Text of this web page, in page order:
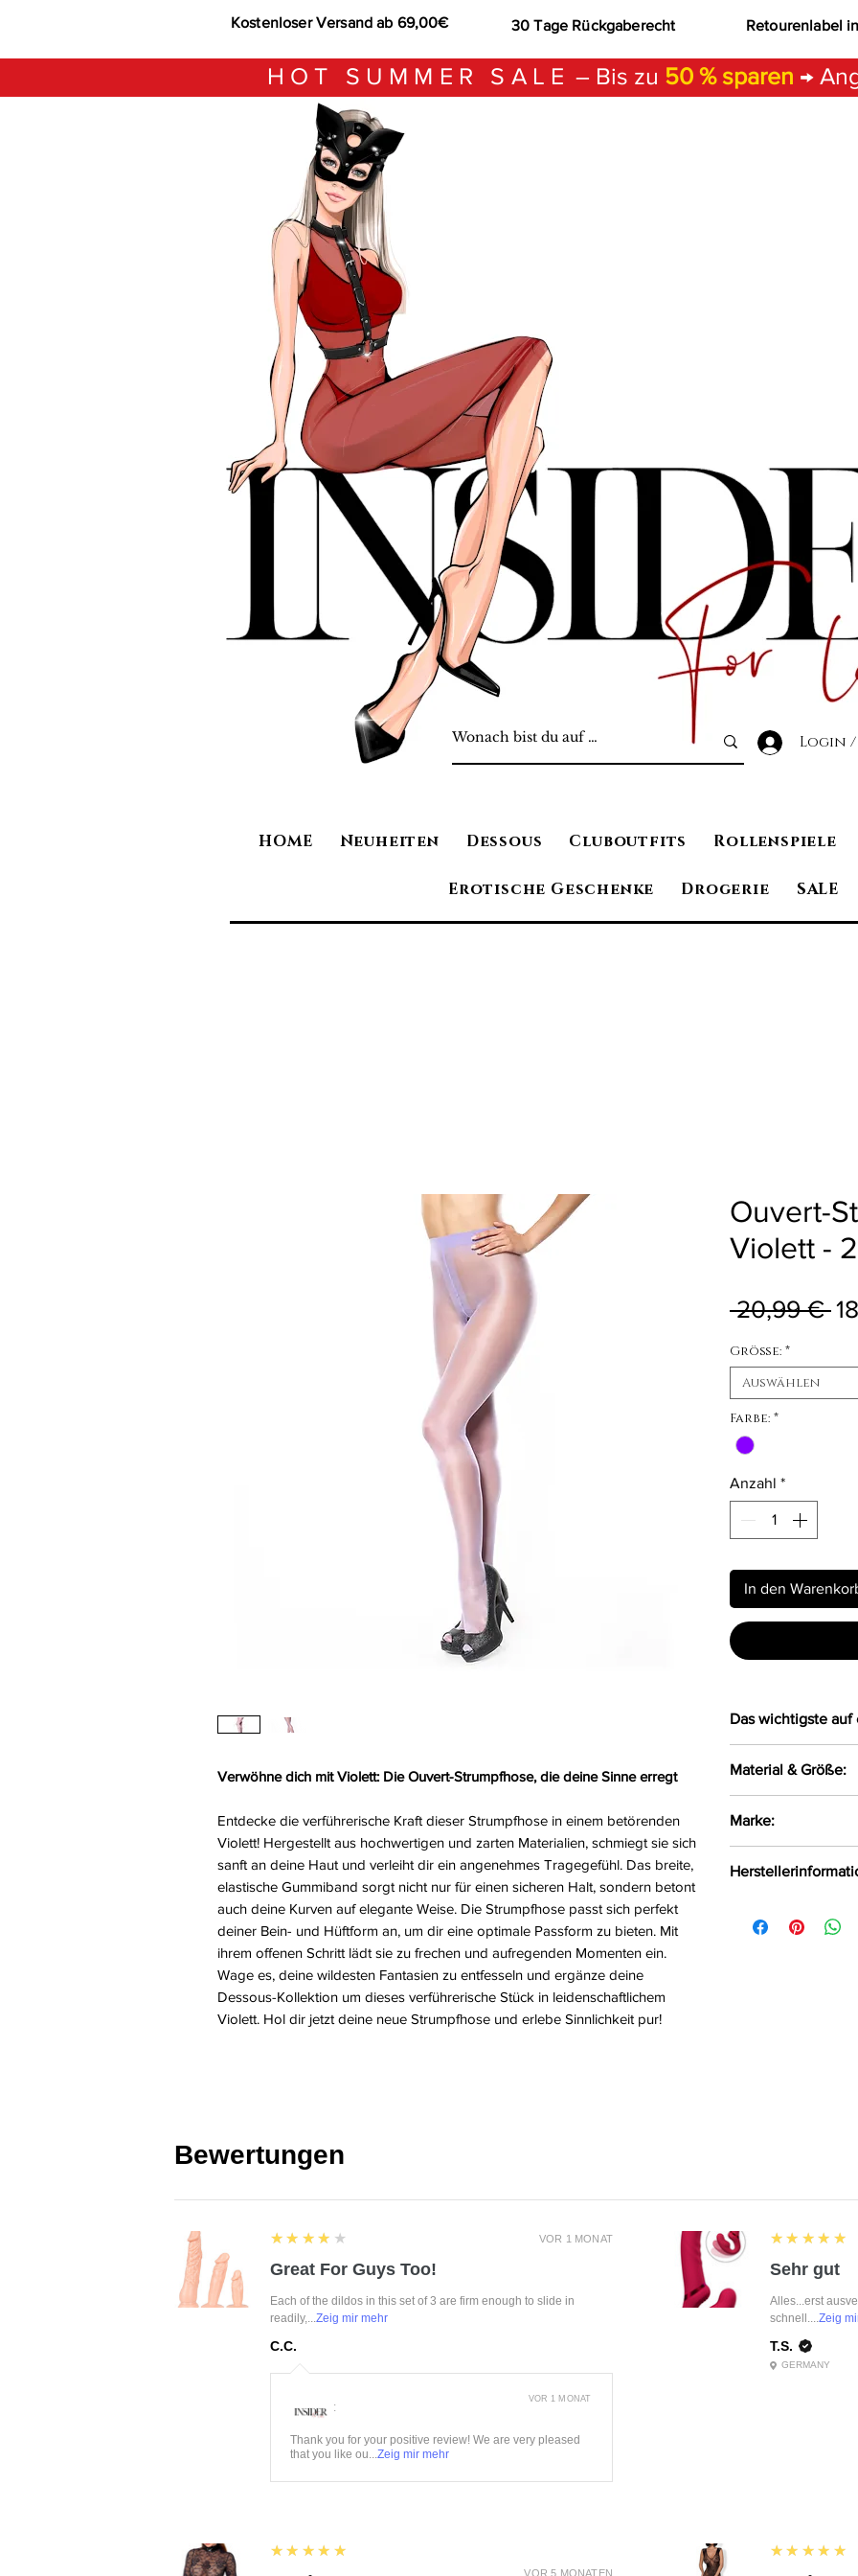
Kostenloser Versand ab 69,00€ 30 Tage Rückgaberecht Retourenlabel
HOT SUMMER SALE – Bis zu 50 % sparen →
Login /
HOME Neuheiten Dessous Cluboutfits Rollenspiele
Erotische Geschenke Drogerie SALE
Verwöhne dich mit Violett: Die Ouvert-Strumpfhose, die deine Sinne erregt
Entdecke die verführerische Kraft dieser Strumpfhose in einem betörenden
Violett! Hergestellt aus hochwertigen und zarten Materialien, schmiegt sie sich
sanft an deine Haut und verleiht dir ein angenehmes Tragegefühl. Das breite,
elastische Gummiband sorgt nicht nur für einen sicheren Halt, sondern betont
auch deine Kurven auf elegante Weise. Die Strumpfhose passt sich perfekt
deiner Bein- und Hüftform an, um dir eine optimale Passform zu bieten. Mit
ihrem offenen Schritt lädt sie zu frechen und aufregenden Momenten ein.
Wage es, deine wildesten Fantasien zu entfesseln und ergänze deine
Dessous-Kollektion um dieses verführerische Stück in leidenschaftlichem
Violett. Hol dir jetzt deine neue Strumpfhose und erlebe Sinnlichkeit pur!
Ouvert-
Violett -
20,99 €
Größe: *
Auswählen
Farbe: *
Anzahl *
In den
Das wichtigste auf
Materialien
Obenrum mit
Gummiband
Die
und Hüftform an
Material & Größe:
Material:
Stärke:20DEN
Marke:
Będzin, Polen,
Bewertungen
VOR 1 MONAT
4
★★★★★
Great For Guys Too!
Each of the dildos in this set of 3 are firm enough to slide in
readily,...Zeig mir mehr
C.C.
:
Thank you for your positive review! We are very pleased
that you like ou...Zeig mir mehr
VOR 1 MONAT
5
★★★★★
Sehr gut
Alles...erst
schnell....Zeig
T.S.
GERMANY
VOR 5 MONATEN
5
★★★★★ 5
★★★★★